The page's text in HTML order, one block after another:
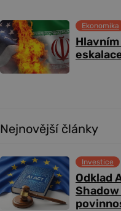
Ekonomika
Nejnovější články
Odklad
Investice